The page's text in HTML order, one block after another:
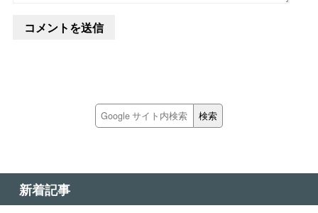
新着記事